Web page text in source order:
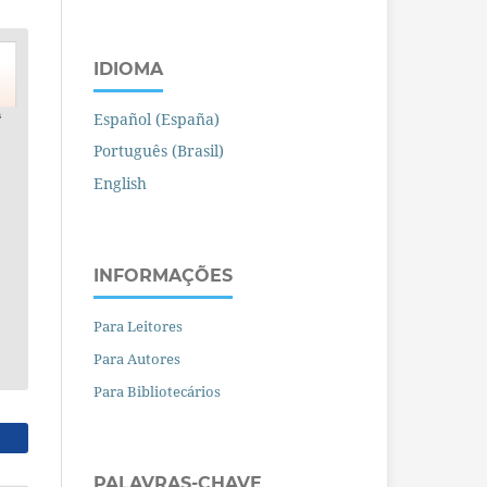
IDIOMA
Español (España)
Português (Brasil)
English
INFORMAÇÕES
Para Leitores
Para Autores
Para Bibliotecários